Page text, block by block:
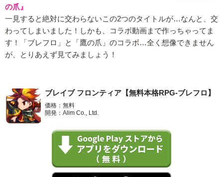
の爪』
一見すると絶対に交わらないこの2つのタイトルが…なんと、交
わってしまいました！しかも、コラボ動画まで作っちゃってま
す！「ブレフロ」と「鷹の爪」のコラボ…全く想像できません
が、とりあえず見てみましょう！
ブレイブ フロンティア【無料本格RPG-ブレフロ】
価格：無料
開発：Alim Co., Ltd.